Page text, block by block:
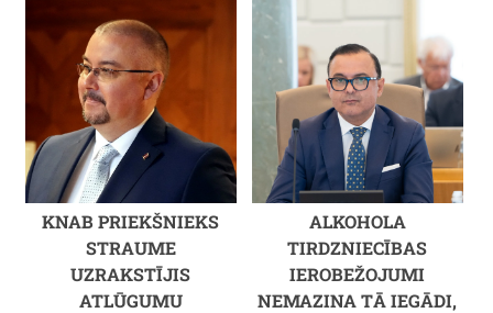
KNAB PRIEKŠNIEKS
STRAUME
UZRAKSTĪJIS
ATLŪGUMU
ALKOHOLA
TIRDZNIECĪBAS
IEROBEŽOJUMI
NEMAZINA TĀ IEGĀDI,